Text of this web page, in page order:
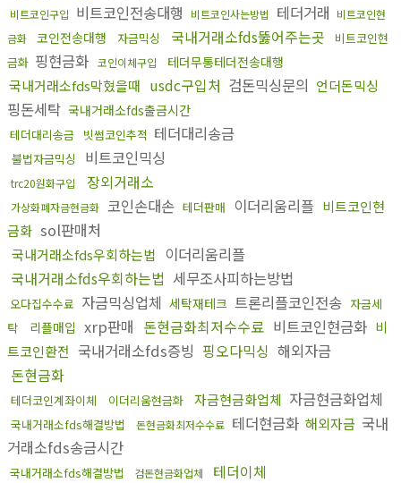
비트코인구입 비트코인전송대행 비트코인사는방법 테더거래 비트코인현
금화
코인전송대행 자금믹싱 국내거래소fds뚫어주는곳
비트코인현
금화 핑현금화 코인이체구입 테더무통테더전송대행
국내거래소fds막혔을때 usdc구입처 검돈믹싱문의 언더돈믹싱
핑돈세탁 국내거래소fds출금시간
테더대리송금 빗썸코인추적 테더대리송금
불법자금믹싱 비트코인믹싱
trc20원화구입 장외거래소
가상화폐자금현금화 코인손대손 테더판매 이더리움리플 비트코인현
금화 sol판매처
국내거래소fds우회하는법
이더리움리플
국내거래소fds우회하는법 세무조사피하는방법
오다집수수료 자금믹싱업체 세탁재테크 트론리플코인전송 자금세
탁
리플매입 xrp판매 돈현금화최저수수료 비트코인현금화 비
트코인환전 국내거래소fds증빙 핑오다믹싱 해외자금
돈현금화
테더코인계좌이체 이더리움현금화 자금현금화업체 자금현금화업체
국내거래소fds해결방법 돈현금화최저수수료 테더현금화 해외자금 국내
거래소fds송금시간
국내거래소fds해결방법 검돈현금화업체 테더이체